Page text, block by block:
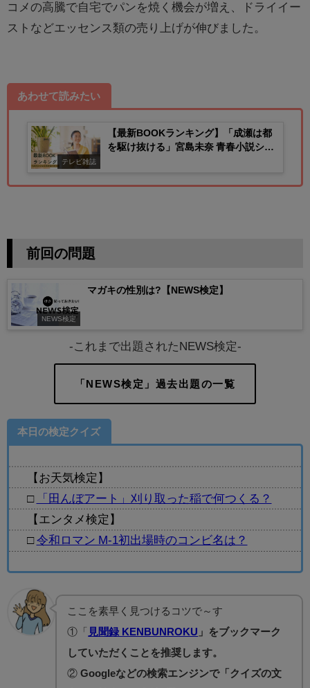
コメの高騰で自宅でパンを焼く機会が増え、ドライイー
ストなどエッセンス類の売り上げが伸びました。
あわせて読みたい
テレビ雑誌
【最新BOOKランキング】「成瀬は都
を駆け抜ける」宮島未奈 青春小説シリ
前回の問題
NEWS検定
マガキの性別は?【NEWS検定】
-これまで出題されたNEWS検定-
「NEWS検定」過去出題の一覧
本日の検定クイズ
【お天気検定】
□
「田んぼアート」刈り取った稲で何つくる？
【エンタメ検定】
□令和ロマン M-1初出場時のコンビ名は？
ここを素早く見つけるコツで～す
①「 見聞録 KENBUNROKU 」をブックマーク
していただくことを推奨します。
②Googleなどの検索エンジンで「クイズの文